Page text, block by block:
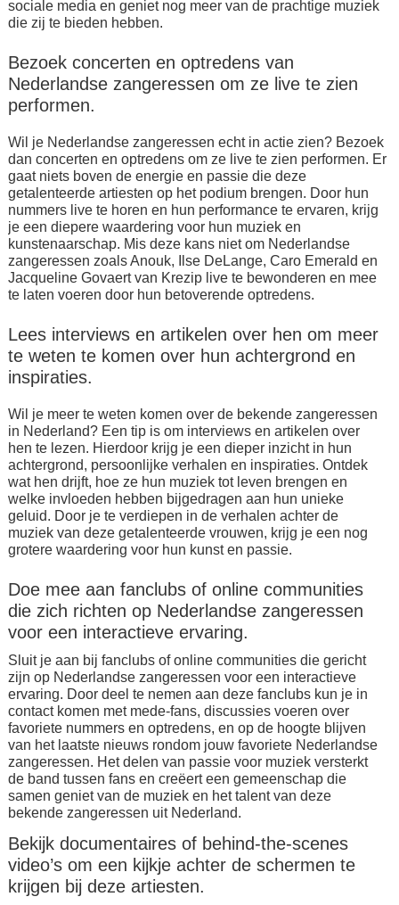
sociale media en geniet nog meer van de prachtige muziek
die zij te bieden hebben.
Bezoek concerten en optredens van
Nederlandse zangeressen om ze live te zien
performen.
Wil je Nederlandse zangeressen echt in actie zien? Bezoek
dan concerten en optredens om ze live te zien performen. Er
gaat niets boven de energie en passie die deze
getalenteerde artiesten op het podium brengen. Door hun
nummers live te horen en hun performance te ervaren, krijg
je een diepere waardering voor hun muziek en
kunstenaarschap. Mis deze kans niet om Nederlandse
zangeressen zoals Anouk, Ilse DeLange, Caro Emerald en
Jacqueline Govaert van Krezip live te bewonderen en mee
te laten voeren door hun betoverende optredens.
Lees interviews en artikelen over hen om meer
te weten te komen over hun achtergrond en
inspiraties.
Wil je meer te weten komen over de bekende zangeressen
in Nederland? Een tip is om interviews en artikelen over
hen te lezen. Hierdoor krijg je een dieper inzicht in hun
achtergrond, persoonlijke verhalen en inspiraties. Ontdek
wat hen drijft, hoe ze hun muziek tot leven brengen en
welke invloeden hebben bijgedragen aan hun unieke
geluid. Door je te verdiepen in de verhalen achter de
muziek van deze getalenteerde vrouwen, krijg je een nog
grotere waardering voor hun kunst en passie.
Doe mee aan fanclubs of online communities
die zich richten op Nederlandse zangeressen
voor een interactieve ervaring.
Sluit je aan bij fanclubs of online communities die gericht
zijn op Nederlandse zangeressen voor een interactieve
ervaring. Door deel te nemen aan deze fanclubs kun je in
contact komen met mede-fans, discussies voeren over
favoriete nummers en optredens, en op de hoogte blijven
van het laatste nieuws rondom jouw favoriete Nederlandse
zangeressen. Het delen van passie voor muziek versterkt
de band tussen fans en creëert een gemeenschap die
samen geniet van de muziek en het talent van deze
bekende zangeressen uit Nederland.
Bekijk documentaires of behind-the-scenes
video’s om een kijkje achter de schermen te
krijgen bij deze artiesten.